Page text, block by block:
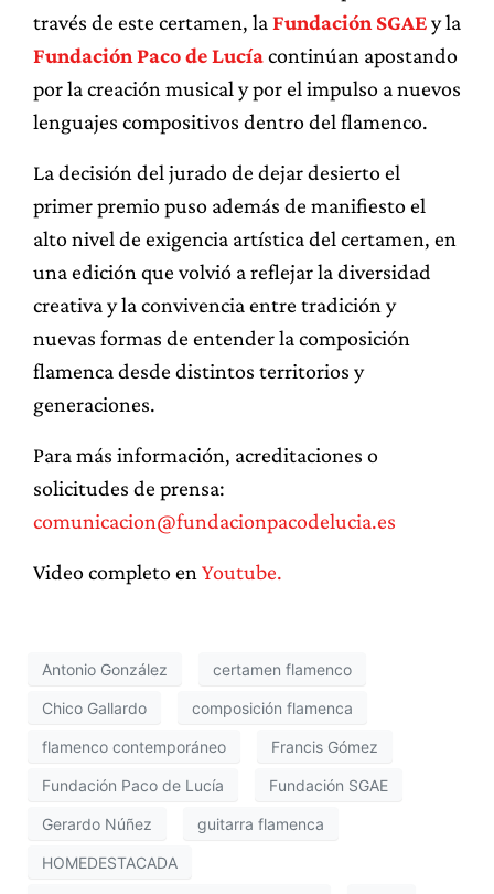
través de este certamen, la Fundación SGAEy la
Fundación Paco de Lucíacontinúan apostando
por la creación musical y por el impulso a nuevos
lenguajes compositivos dentro del flamenco.
La decisión del jurado de dejar desierto el
primer premio puso además de manifiesto el
alto nivel de exigencia artística del certamen, en
una edición que volvió a reflejar la diversidad
creativa y la convivencia entre tradición y
nuevas formas de entender la composición
flamenca desde distintos territorios y
generaciones.
Para más información, acreditaciones o
solicitudes de prensa:
comunicacion@fundacionpacodelucia.es
Video completo en Youtube.
Antonio González certamen flamenco
Chico Gallardo composición flamenca
flamenco contemporáneo Francis Gómez
Fundación Paco de Lucía Fundación SGAE
Gerardo Núñez guitarra flamenca
HOMEDESTACADA